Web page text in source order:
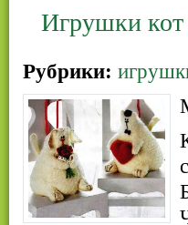
Игрушки
Рубрики: